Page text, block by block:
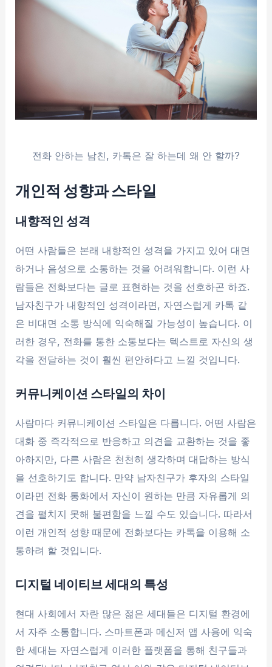
전화 안하는 남친, 카톡은 잘 하는데 왜 안 할까?
개인적 성향과 스타일
내향적인 성격
어떤 사람들은 본래 내향적인 성격을 가지고 있어 대면
하거나 음성으로 소통하는 것을 어려워합니다. 이런 사
람들은 전화보다는 글로 표현하는 것을 선호하곤 하죠.
남자친구가 내향적인 성격이라면, 자연스럽게 카톡 같
은 비대면 소통 방식에 익숙해질 가능성이 높습니다. 이
러한 경우, 전화를 통한 소통보다는 텍스트로 자신의 생
각을 전달하는 것이 훨씬 편안하다고 느낄 것입니다.
커뮤니케이션 스타일의 차이
사람마다 커뮤니케이션 스타일은 다릅니다. 어떤 사람은
대화 중 즉각적으로 반응하고 의견을 교환하는 것을 좋
아하지만, 다른 사람은 천천히 생각하며 대답하는 방식
을 선호하기도 합니다. 만약 남자친구가 후자의 스타일
이라면 전화 통화에서 자신이 원하는 만큼 자유롭게 의
견을 펼치지 못해 불편함을 느낄 수도 있습니다. 따라서
이런 개인적 성향 때문에 전화보다는 카톡을 이용해 소
통하려 할 것입니다.
디지털 네이티브 세대의 특성
현대 사회에서 자란 많은 젊은 세대들은 디지털 환경에
서 자주 소통합니다. 스마트폰과 메신저 앱 사용에 익숙
한 세대는 자연스럽게 이러한 플랫폼을 통해 친구들과